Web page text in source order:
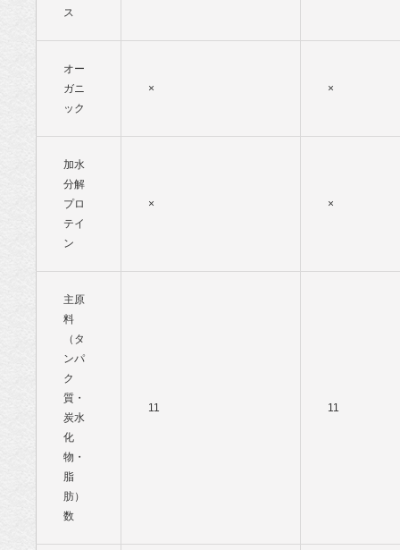
ス
オー
ガニ
ック
× ×
加水
分解
プロ
テイ
ン
× ×
主原
料
（タ
ンパ
ク
質・
炭水
化
物・
脂
肪）
数
11 11